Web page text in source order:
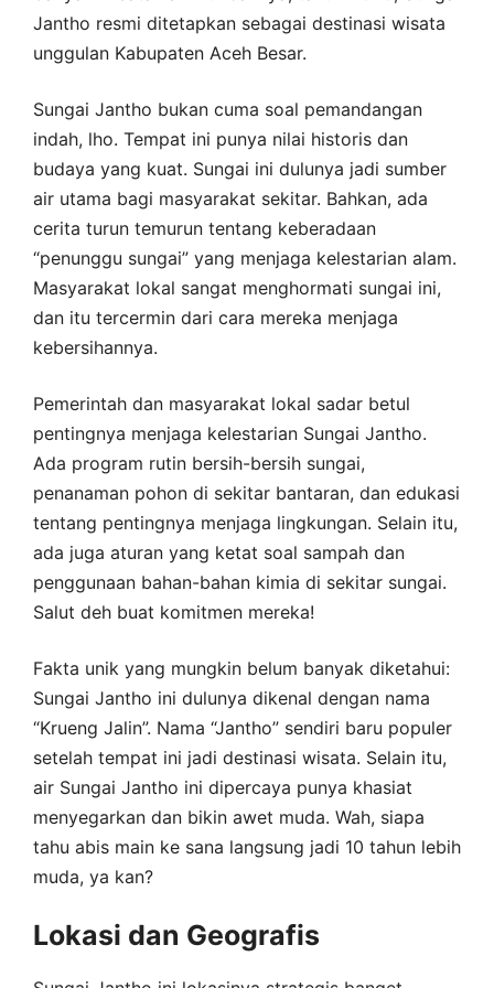
Jantho resmi ditetapkan sebagai destinasi wisata
unggulan Kabupaten Aceh Besar.
Sungai Jantho bukan cuma soal pemandangan
indah, lho. Tempat ini punya nilai historis dan
budaya yang kuat. Sungai ini dulunya jadi sumber
air utama bagi masyarakat sekitar. Bahkan, ada
cerita turun temurun tentang keberadaan
“penunggu sungai” yang menjaga kelestarian alam.
Masyarakat lokal sangat menghormati sungai ini,
dan itu tercermin dari cara mereka menjaga
kebersihannya.
Pemerintah dan masyarakat lokal sadar betul
pentingnya menjaga kelestarian Sungai Jantho.
Ada program rutin bersih-bersih sungai,
penanaman pohon di sekitar bantaran, dan edukasi
tentang pentingnya menjaga lingkungan. Selain itu,
ada juga aturan yang ketat soal sampah dan
penggunaan bahan-bahan kimia di sekitar sungai.
Salut deh buat komitmen mereka!
Fakta unik yang mungkin belum banyak diketahui:
Sungai Jantho ini dulunya dikenal dengan nama
“Krueng Jalin”. Nama “Jantho” sendiri baru populer
setelah tempat ini jadi destinasi wisata. Selain itu,
air Sungai Jantho ini dipercaya punya khasiat
menyegarkan dan bikin awet muda. Wah, siapa
tahu abis main ke sana langsung jadi 10 tahun lebih
muda, ya kan?
Lokasi dan Geografis